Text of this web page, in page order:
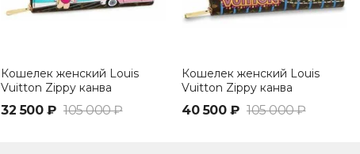
Кошелек женский Louis
Vuitton Zippy канва
Monogram коричневый/
вишневый
32 500 ₽ 105 000 ₽
Кошелек женский Louis
Vuitton Zippy канва
Monogram коричневый/
вишневый
40 500 ₽ 105 000 ₽